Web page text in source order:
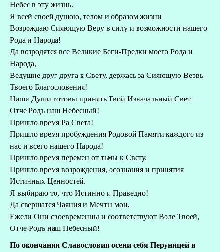
Небес в эту жизнь.
Я всей своей душою, телом и образом жизни
Возрождаю Сияющую Веру в силу и возможности нашего
Рода и Народа!
Да возродятся все Великие Боги-Предки моего Рода и
Народа,
Ведущие друг друга к Свету, держась за Сияющую Вервь
Твоего Благословения!
Наши Души готовы принять Твой Изначальный Свет —
Отче Родъ наш Небесный!
Пришло время Ра Света!
Пришло время пробуждения Родовой Памяти каждого из
нас и всего нашего Народа!
Пришло время перемен от тьмы к Свету.
Пришло время возрождения, осознания и принятия
Истинных Ценностей.
Я выбираю то, что Истинно и Праведно!
Да свершатся Чаяния и Мечты мои,
Ежели Они своевременны и соответствуют Воле Твоей,
Отче-Родъ наш Небесный!
По окончании Славословия осени себя Перуницей и